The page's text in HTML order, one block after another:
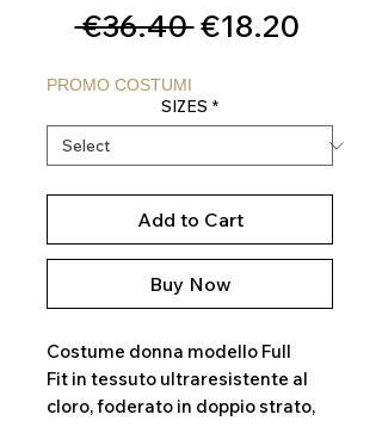
€36.40 Regular
€18.20Sale
PROMO COSTUMI
SIZES *
Add to Cart
Buy Now
Costume donna modello Full
Fit in tessuto ultraresistente al
cloro, foderato in doppio strato,